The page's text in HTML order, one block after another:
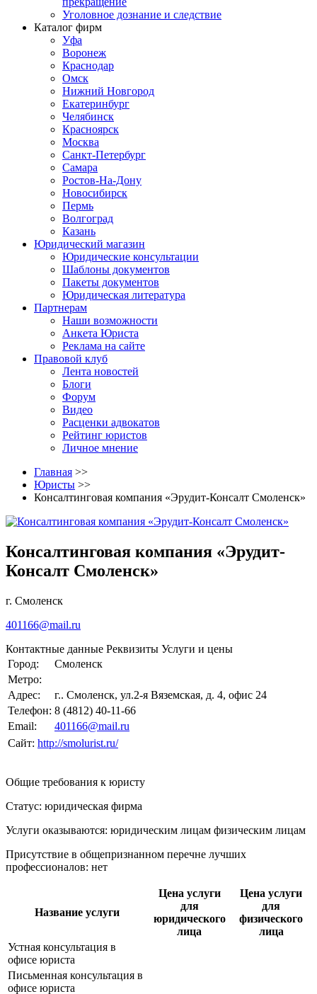
Уголовное дознание и следствие
Каталог фирм
Уфа
Воронеж
Краснодар
Омск
Нижний Новгород
Екатеринбург
Челябинск
Красноярск
Москва
Санкт-Петербург
Самара
Ростов-На-Дону
Новосибирск
Пермь
Волгоград
Казань
Юридический магазин
Юридические консультации
Шаблоны документов
Пакеты документов
Юридическая литература
Партнерам
Наши возможности
Анкета Юриста
Реклама на сайте
Правовой клуб
Лента новостей
Блоги
Форум
Видео
Расценки адвокатов
Рейтинг юристов
Личное мнение
Главная >>
Юристы >>
Консалтинговая компания «Эрудит-Консалт Смоленск»
Консалтинговая компания «Эрудит-
Консалт Смоленск»
г. Смоленск
401166@mail.ru
Контактные данные Реквизиты Услуги и цены
Город:
Смоленск
Метро:
Адрес:
г.. Смоленск, ул.2-я Вяземская, д. 4, офис 24
Телефон: 8 (4812) 40-11-66
Email:
401166@mail.ru
Сайт: http://smolurist.ru/
Общие требования к юристу
Статус: юридическая фирма
Услуги оказываются: юридическим лицам физическим лицам
Присутствие в общепризнанном перечне лучших
профессионалов: нет
Название услуги
Цена услуги
для
юридического
лица
Цена услуги
для
физического
лица
Устная консультация в
офисе юриста
Письменная консультация в
офисе юриста